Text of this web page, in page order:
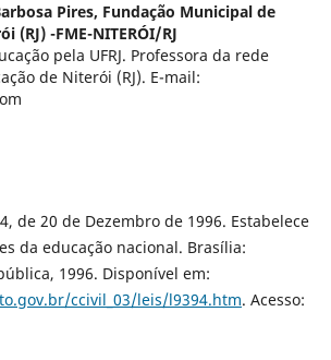
Pires, Fundação Municipal de
(RJ) -FME-NITERÓI/RJ
pela UFRJ. Professora da rede
de Niterói (RJ). E-mail:
de 20 de Dezembro de 1996. Estabelece
da educação nacional. Brasília:
1996. Disponível em:
ccivil_03/leis/l9394.htm. Acesso: